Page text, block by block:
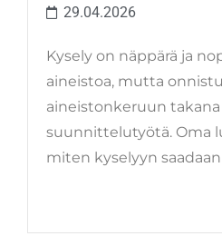
29.04.2026
Kysely on näppärä ja
aineistoa, mutta
aineistonkeruun takana
suunnittelutyötä. Oma
miten kyselyyn saadaan